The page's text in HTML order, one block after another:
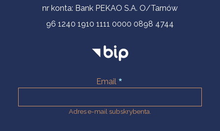
nr konta: Bank PEKAO S.A. O/Tarnów
96 1240 1910 1111 0000 0898 4744
Email
Adres e-mail subskrybenta.